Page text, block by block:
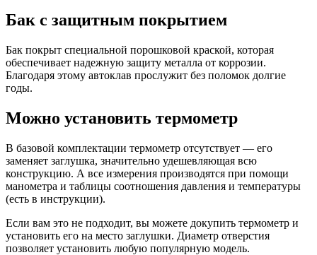
Бак с защитным покрытием
Бак покрыт специальной порошковой краской, которая
обеспечивает надежную защиту металла от коррозии.
Благодаря этому автоклав прослужит без поломок долгие
годы.
Можно установить термометр
В базовой комплектации термометр отсутствует — его
заменяет заглушка, значительно удешевляющая всю
конструкцию. А все измерения производятся при помощи
манометра и таблицы соотношения давления и температуры
(есть в инструкции).
Если вам это не подходит, вы можете докупить термометр и
установить его на место заглушки. Диаметр отверстия
позволяет установить любую популярную модель.